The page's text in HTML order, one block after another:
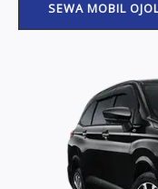
SEWA MOBIL